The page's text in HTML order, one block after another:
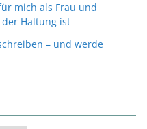
mich als Frau und
Haltung ist
– und werde